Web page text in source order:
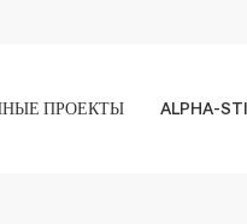
ПРОЕКТЫ ALPHA-